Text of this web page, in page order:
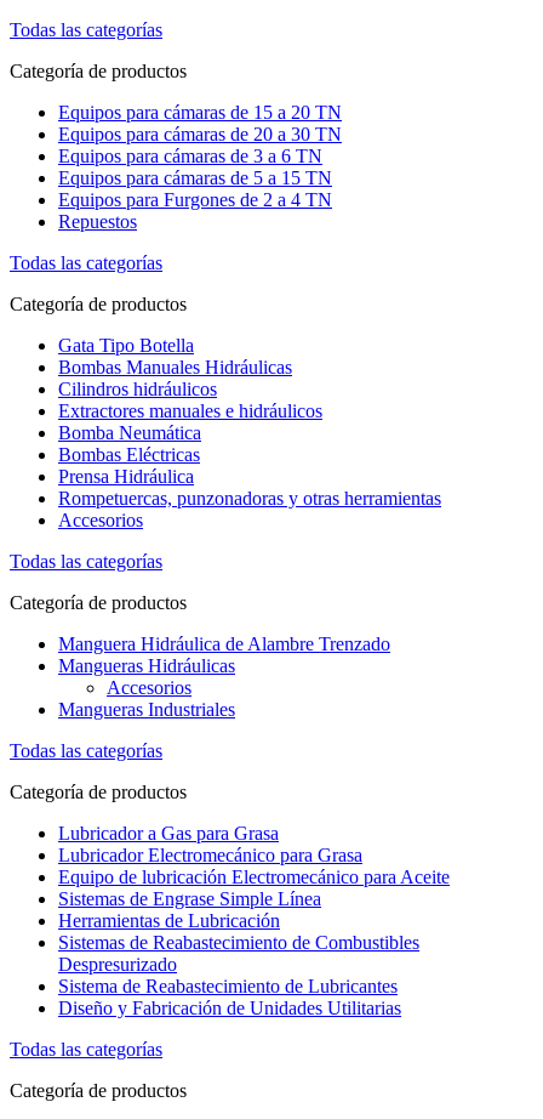
Todas las categorías
Categoría de productos
Equipos para cámaras de 15 a 20 TN
Equipos para cámaras de 20 a 30 TN
Equipos para cámaras de 3 a 6 TN
Equipos para cámaras de 5 a 15 TN
Equipos para Furgones de 2 a 4 TN
Repuestos
Todas las categorías
Categoría de productos
Gata Tipo Botella
Bombas Manuales Hidráulicas
Cilindros hidráulicos
Extractores manuales e hidráulicos
Bomba Neumática
Bombas Eléctricas
Prensa Hidráulica
Rompetuercas, punzonadoras y otras herramientas
Accesorios
Todas las categorías
Categoría de productos
Manguera Hidráulica de Alambre Trenzado
Mangueras Hidráulicas
Accesorios
Mangueras Industriales
Todas las categorías
Categoría de productos
Lubricador a Gas para Grasa
Lubricador Electromecánico para Grasa
Equipo de lubricación Electromecánico para Aceite
Sistemas de Engrase Simple Línea
Herramientas de Lubricación
Sistemas de Reabastecimiento de Combustibles
Despresurizado
Sistema de Reabastecimiento de Lubricantes
Diseño y Fabricación de Unidades Utilitarias
Todas las categorías
Categoría de productos